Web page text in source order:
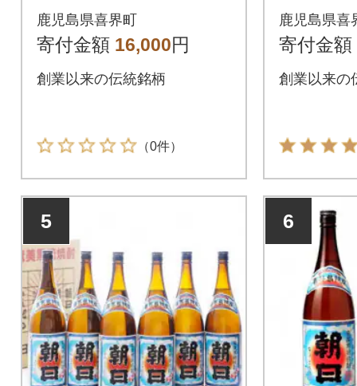
ト
鹿児島県喜界町
寄付金額 16,000円
創業以来の伝統銘柄
（0件）
鹿児島県喜
寄付金額
創業以来の
5 6